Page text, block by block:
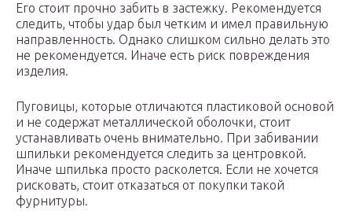
Его стоит прочно забить в застежку. Рекомендуется
следить, чтобы удар был четким и имел правильную
направленность. Однако слишком сильно делать это
не рекомендуется. Иначе есть риск повреждения
изделия.
Пуговицы, которые отличаются пластиковой основой
и не содержат металлической оболочки, стоит
устанавливать очень внимательно. При забивании
шпильки рекомендуется следить за центровкой.
Иначе шпилька просто расколется. Если не хочется
рисковать, стоит отказаться от покупки такой
фурнитуры.